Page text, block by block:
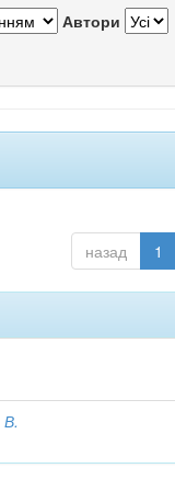
Автори
назад 1
В.